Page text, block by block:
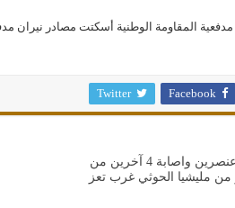
مدفعية المقاومة الوطنية أسكتت مصادر نيران
Facebook
Twitter
مقتل عنصرين واصابة 4 آخرين من
من مليشيا الحوثي غرب تعز